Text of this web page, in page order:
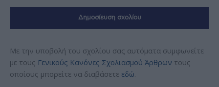
Με την υποβολή του σχολίου σας αυτόματα συμφωνείτε
με τους Γενικούς Κανόνες Σχολιασμού Άρθρων τους
οποίους μπορείτε να διαβάσετε εδώ.